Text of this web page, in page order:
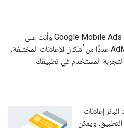
Google Mobileوأنت على
استعداد لتنفيذ إعلان. تقدّم AdMob عددًا من أشكال الإعلانات المختلفة،
المستخدم في تطبيقك.
إعلانات
ويمكن